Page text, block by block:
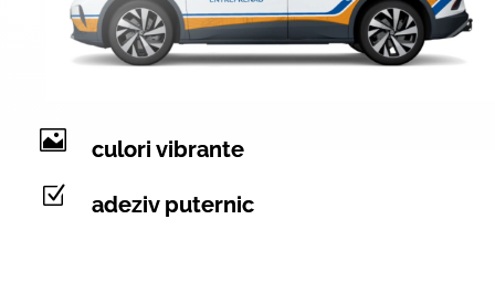
 culori vibrante
Z adeziv puternic